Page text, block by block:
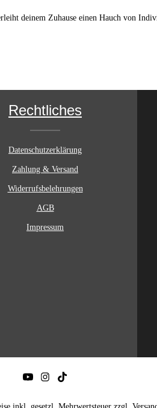
deinem Zuhause einen Hauch von
Rechtliches
Datenschutzerklärung
Zahlung & Versand
Widerrufsbelehrungen
AGB
Impressum